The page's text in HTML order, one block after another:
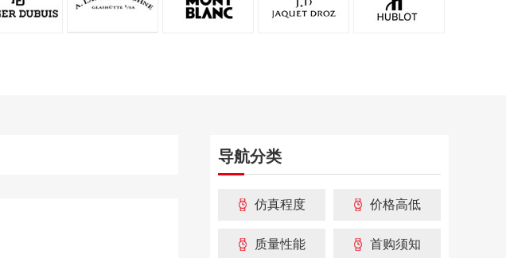
导航分类
仿真程度 价格高低
质量性能 首购须知